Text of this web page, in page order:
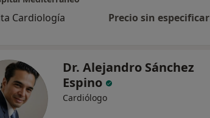
Cardiología Precio sin especificar
Dr. Alejandro Sánchez
Espino
Cardiólogo